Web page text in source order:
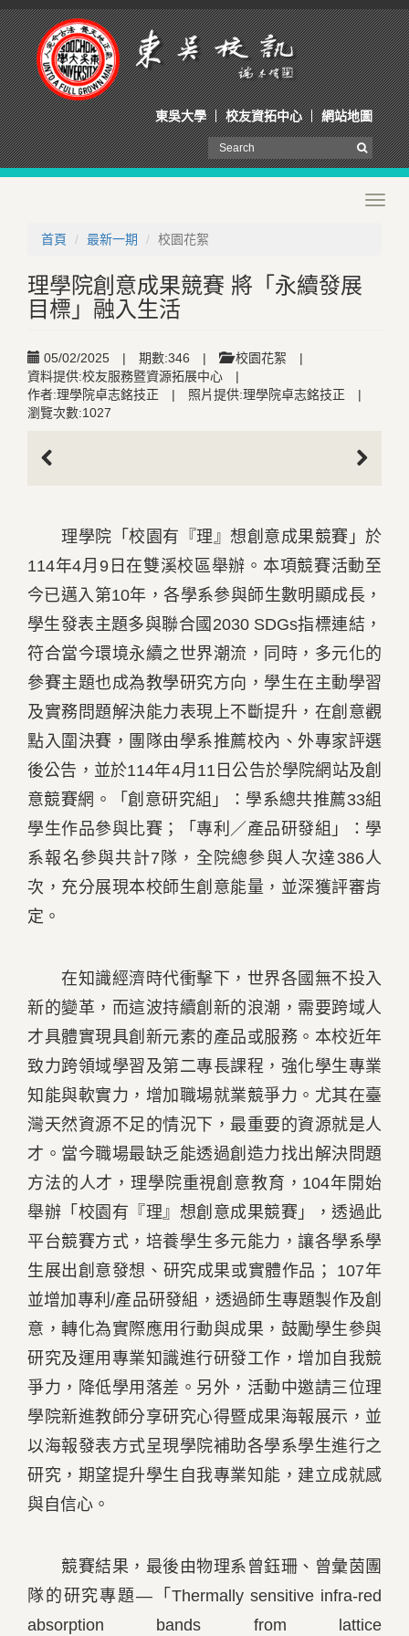
東吳大學 校友資拓中心 網站地圖
首頁
最新一期 校園花絮
理學院創意成果競賽 將「永續發展
目標」融入生活
05/02/2025 | 期數:346 | 校園花絮
|
資料提供:校友服務暨資源拓展中心
|
作者:理學院卓志銘技正
| 照片提供:理學院卓志銘技正
|
瀏覽次數:1027
理學院「校園有『理』想創意成果競賽」於
114年4月9日在雙溪校區舉辦。本項競賽活動至
今已邁入第10年，各學系參與師生數明顯成長，
學生發表主題多與聯合國2030 SDGs指標連結，
符合當今環境永續之世界潮流，同時，多元化的
參賽主題也成為教學研究方向，學生在主動學習
及實務問題解決能力表現上不斷提升，在創意觀
點入圍決賽，團隊由學系推薦校內、外專家評選
後公告，並於114年4月11日公告於學院網站及創
意競賽網。「創意研究組」：學系總共推薦33組
學生作品參與比賽；「專利／產品研發組」：學
系報名參與共計7隊，全院總參與人次達386人
次，充分展現本校師生創意能量，並深獲評審肯
定。
在知識經濟時代衝擊下，世界各國無不投入
新的變革，而這波持續創新的浪潮，需要跨域人
才具體實現具創新元素的產品或服務。本校近年
致力跨領域學習及第二專長課程，強化學生專業
知能與軟實力，增加職場就業競爭力。尤其在臺
灣天然資源不足的情況下，最重要的資源就是人
才。當今職場最缺乏能透過創造力找出解決問題
方法的人才，理學院重視創意教育，104年開始
舉辦「校園有『理』想創意成果競賽」，透過此
平台競賽方式，培養學生多元能力，讓各學系學
生展出創意發想、研究成果或實體作品； 107年
並增加專利/產品研發組，透過師生專題製作及創
意，轉化為實際應用行動與成果，鼓勵學生參與
研究及運用專業知識進行研發工作，增加自我競
爭力，降低學用落差。另外，活動中邀請三位理
學院新進教師分享研究心得暨成果海報展示，並
以海報發表方式呈現學院補助各學系學生進行之
研究，期望提升學生自我專業知能，建立成就感
與自信心。
競賽結果，最後由物理系曾鈺珊、曾彙茵團
隊的研究專題—「Thermally sensitive infra-red
absorption bands from lattice